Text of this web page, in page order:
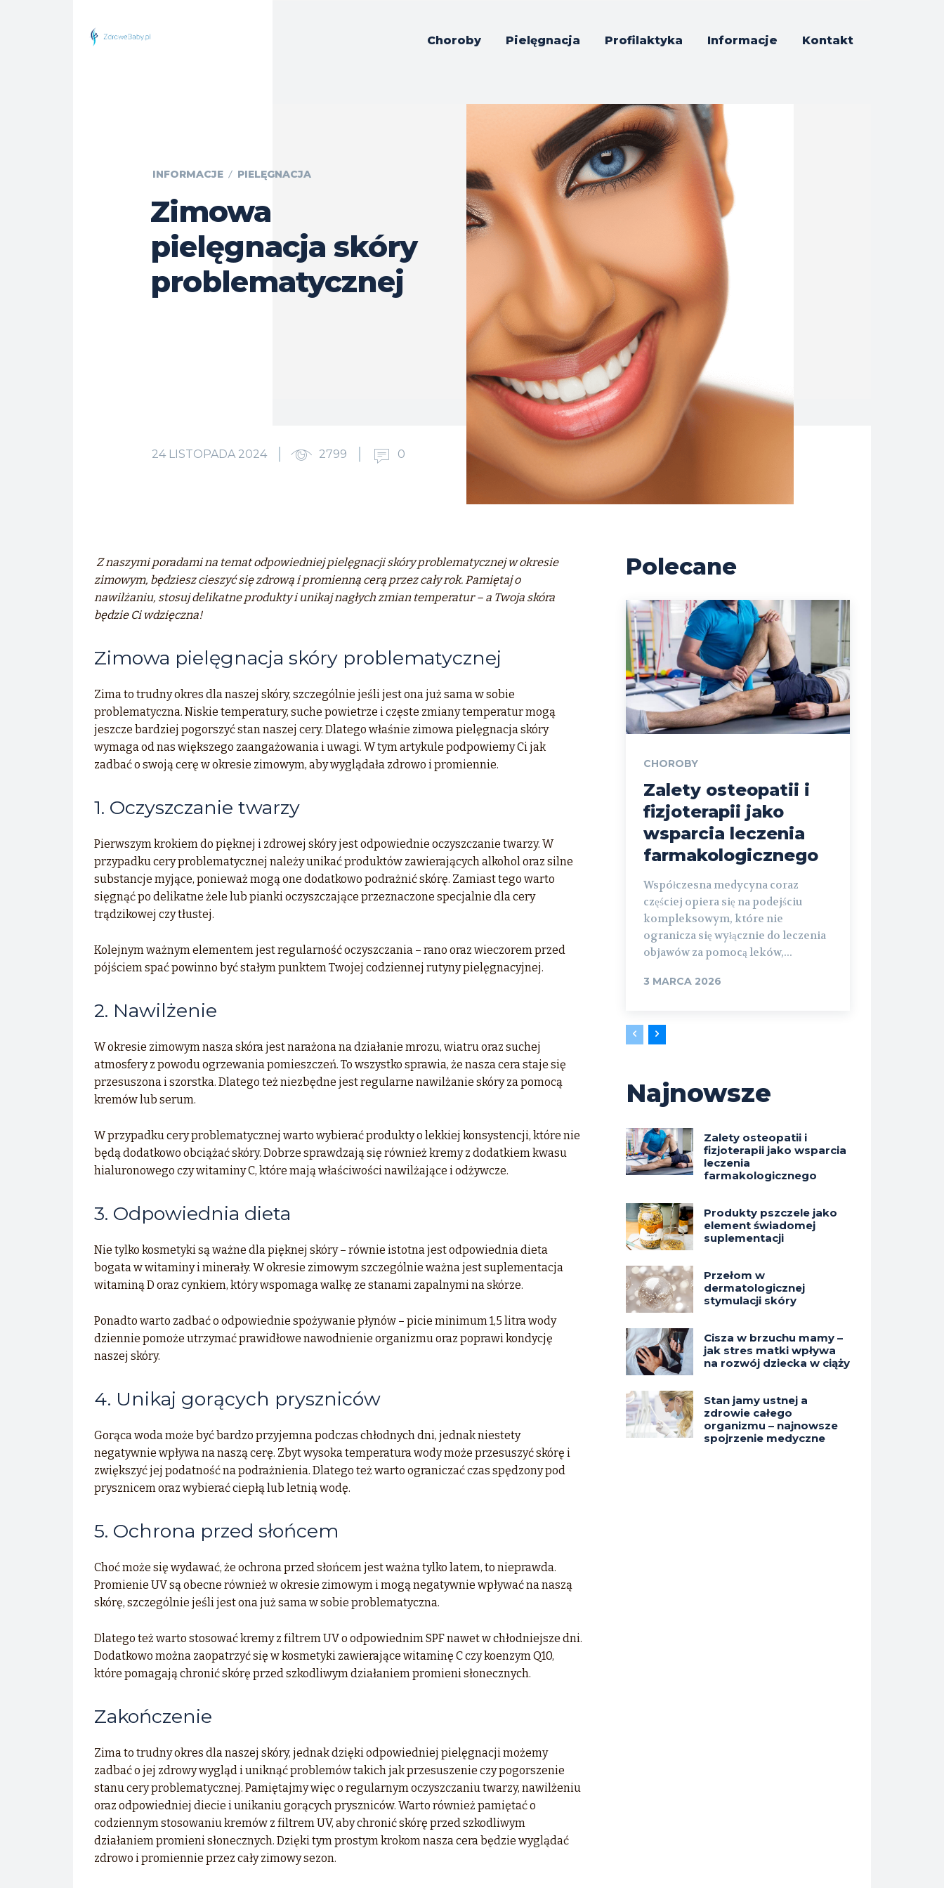
Choroby Pielęgnacja Profilaktyka Informacje Kontakt
INFORMACJE PIELĘGNACJA
Zimowa
pielęgnacja skóry
problematycznej
24 LISTOPADA 2024 2799 0
Z naszymi poradami na temat odpowiedniej pielęgnacji skóry problematycznej w okresie
zimowym, będziesz cieszyć się zdrową i promienną cerą przez cały rok. Pamiętaj o
nawilżaniu, stosuj delikatne produkty i unikaj nagłych zmian temperatur – a Twoja skóra
będzie Ci wdzięczna!
Zimowa pielęgnacja skóry problematycznej
Zima to trudny okres dla naszej skóry, szczególnie jeśli jest ona już sama w sobie
problematyczna. Niskie temperatury, suche powietrze i częste zmiany temperatur mogą
jeszcze bardziej pogorszyć stan naszej cery. Dlatego właśnie zimowa pielęgnacja skóry
wymaga od nas większego zaangażowania i uwagi. W tym artykule podpowiemy Ci jak
zadbać o swoją cerę w okresie zimowym, aby wyglądała zdrowo i promiennie.
1. Oczyszczanie twarzy
Pierwszym krokiem do pięknej i zdrowej skóry jest odpowiednie oczyszczanie twarzy. W
przypadku cery problematycznej należy unikać produktów zawierających alkohol oraz silne
substancje myjące, ponieważ mogą one dodatkowo podrażnić skórę. Zamiast tego warto
sięgnąć po delikatne żele lub pianki oczyszczające przeznaczone specjalnie dla cery
trądzikowej czy tłustej.
Kolejnym ważnym elementem jest regularność oczyszczania – rano oraz wieczorem przed
pójściem spać powinno być stałym punktem Twojej codziennej rutyny pielęgnacyjnej.
2. Nawilżenie
W okresie zimowym nasza skóra jest narażona na działanie mrozu, wiatru oraz suchej
atmosfery z powodu ogrzewania pomieszczeń. To wszystko sprawia, że nasza cera staje się
przesuszona i szorstka. Dlatego też niezbędne jest regularne nawilżanie skóry za pomocą
kremów lub serum.
W przypadku cery problematycznej warto wybierać produkty o lekkiej konsystencji, które nie
będą dodatkowo obciążać skóry. Dobrze sprawdzają się również kremy z dodatkiem kwasu
hialuronowego czy witaminy C, które mają właściwości nawilżające i odżywcze.
3. Odpowiednia dieta
Nie tylko kosmetyki są ważne dla pięknej skóry – równie istotna jest odpowiednia dieta
bogata w witaminy i minerały. W okresie zimowym szczególnie ważna jest suplementacja
witaminą D oraz cynkiem, który wspomaga walkę ze stanami zapalnymi na skórze.
Ponadto warto zadbać o odpowiednie spożywanie płynów – picie minimum 1,5 litra wody
dziennie pomoże utrzymać prawidłowe nawodnienie organizmu oraz poprawi kondycję
naszej skóry.
4. Unikaj gorących pryszniców
Gorąca woda może być bardzo przyjemna podczas chłodnych dni, jednak niestety
negatywnie wpływa na naszą cerę. Zbyt wysoka temperatura wody może przesuszyć skórę i
zwiększyć jej podatność na podrażnienia. Dlatego też warto ograniczać czas spędzony pod
prysznicem oraz wybierać ciepłą lub letnią wodę.
5. Ochrona przed słońcem
Choć może się wydawać, że ochrona przed słońcem jest ważna tylko latem, to nieprawda.
Promienie UV są obecne również w okresie zimowym i mogą negatywnie wpływać na naszą
skórę, szczególnie jeśli jest ona już sama w sobie problematyczna.
Dlatego też warto stosować kremy z filtrem UV o odpowiednim SPF nawet w chłodniejsze dni.
Dodatkowo można zaopatrzyć się w kosmetyki zawierające witaminę C czy koenzym Q10,
które pomagają chronić skórę przed szkodliwym działaniem promieni słonecznych.
Zakończenie
Zima to trudny okres dla naszej skóry, jednak dzięki odpowiedniej pielęgnacji możemy
zadbać o jej zdrowy wygląd i uniknąć problemów takich jak przesuszenie czy pogorszenie
stanu cery problematycznej. Pamiętajmy więc o regularnym oczyszczaniu twarzy, nawilżeniu
oraz odpowiedniej diecie i unikaniu gorących pryszniców. Warto również pamiętać o
codziennym stosowaniu kremów z filtrem UV, aby chronić skórę przed szkodliwym
działaniem promieni słonecznych. Dzięki tym prostym krokom nasza cera będzie wyglądać
zdrowo i promiennie przez cały zimowy sezon.
Polecane
CHOROBY
Zalety osteopatii i
fizjoterapii jako
wsparcia leczenia
farmakologicznego
Współczesna medycyna coraz
częściej opiera się na podejściu
kompleksowym, które nie
ogranicza się wyłącznie do leczenia
objawów za pomocą leków,...
3 MARCA 2026
Najnowsze
Zalety osteopatii i
fizjoterapii jako wsparcia
leczenia
farmakologicznego
Produkty pszczele jako
element świadomej
suplementacji
Przełom w
dermatologicznej
stymulacji skóry
Cisza w brzuchu mamy –
jak stres matki wpływa
na rozwój dziecka w ciąży
Stan jamy ustnej a
zdrowie całego
organizmu – najnowsze
spojrzenie medyczne